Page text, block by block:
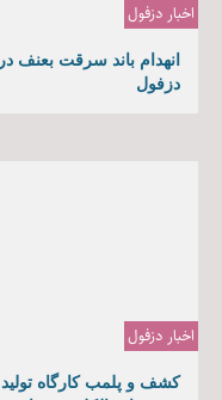
اخبار دزفول
انهدام باند سرقت بعنف در
دزفول
اخبار دزفول
کشف و پلمب کارگاه تولید